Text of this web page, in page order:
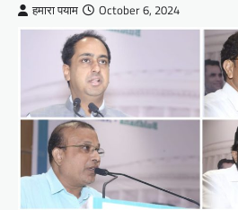
हमारा पयाम October 6, 2024